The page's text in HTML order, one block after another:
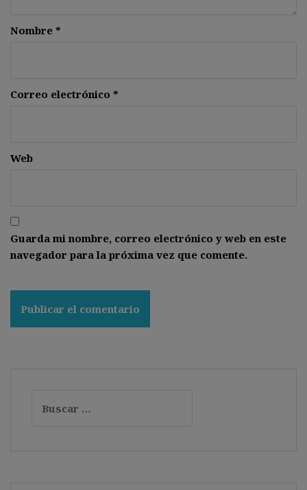
Nombre *
Correo electrónico *
Web
Guarda mi nombre, correo electrónico y web en este
navegador para la próxima vez que comente.